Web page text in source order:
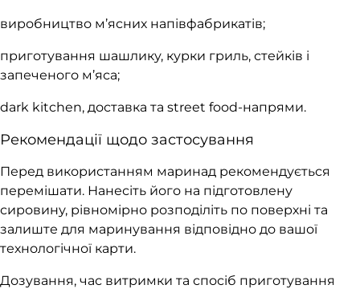
виробництво м’ясних напівфабрикатів;
приготування шашлику, курки гриль, стейків і
запеченого м’яса;
dark kitchen, доставка та street food-напрями.
Рекомендації щодо застосування
Перед використанням маринад рекомендується
перемішати. Нанесіть його на підготовлену
сировину, рівномірно розподіліть по поверхні та
залиште для маринування відповідно до вашої
технологічної карти.
Дозування, час витримки та спосіб приготування